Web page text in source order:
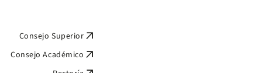
Consejo Superior arrow_outward
Consejo Académico arrow_outward